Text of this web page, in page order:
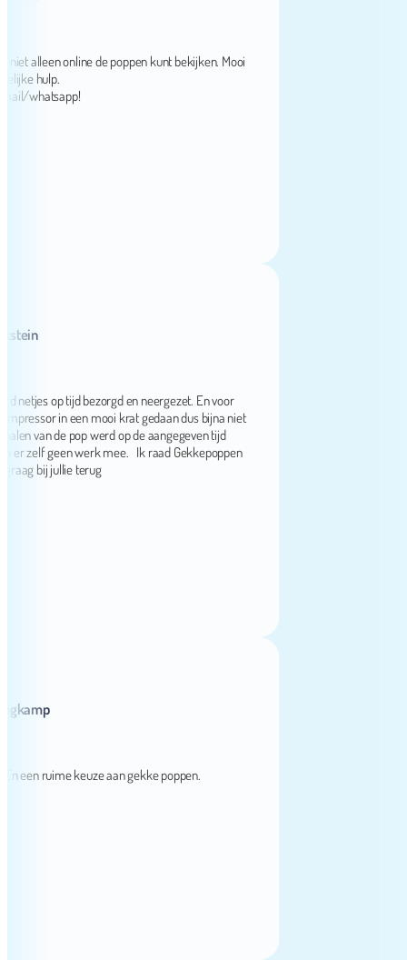
online de poppen kunt bekijken. Mooi
hulp.
op tijd bezorgd en neergezet. En voor
in een mooi krat gedaan dus bijna niet
de pop werd op de aangegeven tijd
geen werk mee. Ik raad Gekkepoppen
bij jullie terug
ruime keuze aan gekke poppen.